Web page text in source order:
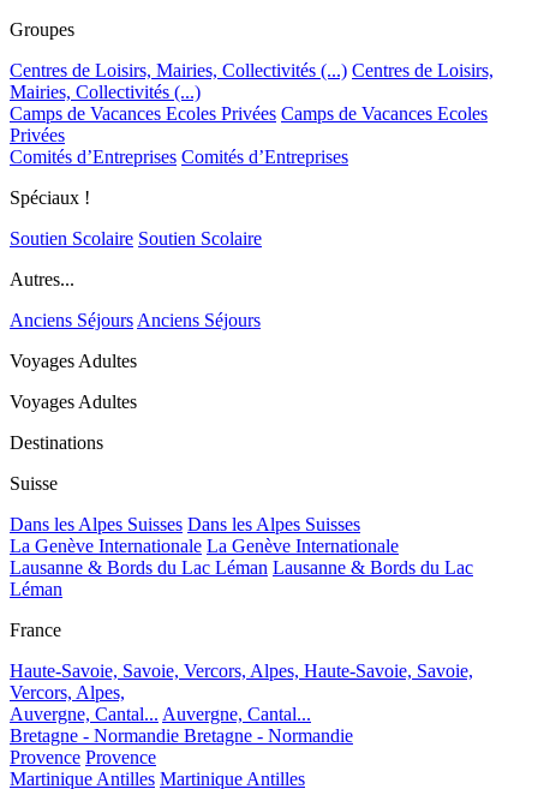
Groupes
Centres de Loisirs, Mairies, Collectivités (...) Centres de Loisirs,
Mairies, Collectivités (...)
Camps de Vacances Ecoles Privées Camps de Vacances Ecoles
Privées
Comités d’Entreprises Comités d’Entreprises
Spéciaux !
Soutien Scolaire Soutien Scolaire
Autres...
Anciens Séjours Anciens Séjours
Voyages Adultes
Voyages Adultes
Destinations
Suisse
Dans les Alpes Suisses Dans les Alpes Suisses
La Genève Internationale La Genève Internationale
Lausanne & Bords du Lac Léman Lausanne & Bords du Lac
Léman
France
Haute-Savoie, Savoie, Vercors, Alpes, Haute-Savoie, Savoie,
Vercors, Alpes,
Auvergne, Cantal... Auvergne, Cantal...
Bretagne - Normandie Bretagne - Normandie
Provence Provence
Martinique Antilles Martinique Antilles